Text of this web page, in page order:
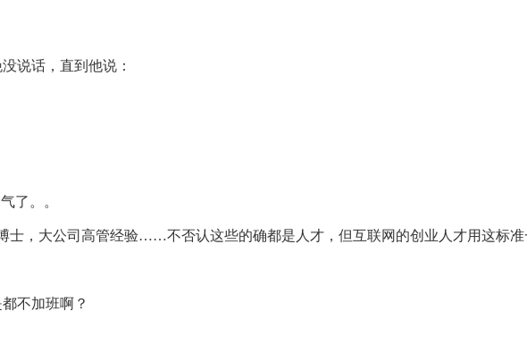
说话，直到他说：
了。。
，大公司高管经验……不否认这些的确都是人才，但互联网的创业人才用这标准
不加班啊？